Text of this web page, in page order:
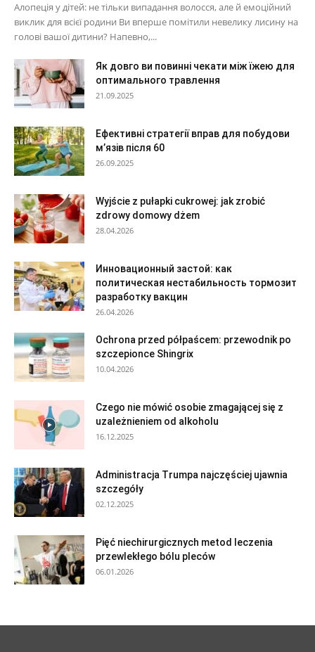
Алопеція у дітей: не тільки випадання волосся, але й емоційний
виклик для всієї родини Ви вперше помітили невелику лисину на
голові вашої дитини? Напевно,...
Як довго ви повинні чекати між їжею для
оптимального травлення
21.09.2025
Ефективні стратегії вправ для побудови
м’язів після 60
26.09.2025
Wyjście z pułapki cukrowej: jak zrobić
zdrowy domowy dżem
28.04.2026
Инновационный застой: как
политическая нестабильность тормозит
разработку вакцин
26.04.2026
Ochrona przed półpaścem: przewodnik po
szczepionce Shingrix
10.04.2026
Czego nie mówić osobie zmagającej się z
uzależnieniem od alkoholu
16.12.2025
Administracja Trumpa najczęściej ujawnia
szczegóły
02.12.2025
Pięć niechirurgicznych metod leczenia
przewlekłego bólu pleców
06.01.2026